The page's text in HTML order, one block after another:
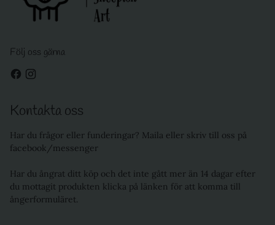
Följ oss gärna
Kontakta oss
Har du frågor eller funderingar? Maila eller skriv till oss på
facebook/messenger
Har du ångrat ditt köp och det inte gått mer än 14 dagar efter
du mottagit produkten klicka på länken för att komma till
ångerformuläret.